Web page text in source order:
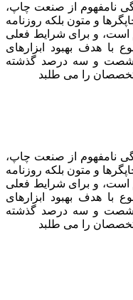
نامفهوم از صنعت چاپ،
و متون بلکه روزنامه
است، و برای شرایط فعلی
با هدف بهبود ابزارهای
شصت و سه درصد گذشته
را می طلبد
نامفهوم از صنعت چاپ،
و متون بلکه روزنامه
است، و برای شرایط فعلی
با هدف بهبود ابزارهای
شصت و سه درصد گذشته
را می طلبد